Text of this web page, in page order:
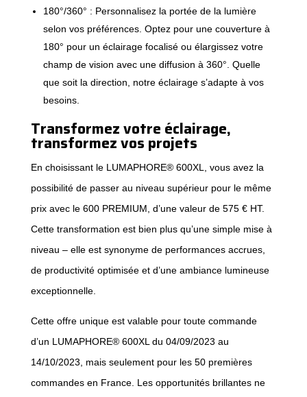
180°/360° : Personnalisez la portée de la lumière
selon vos préférences. Optez pour une couverture à
180° pour un éclairage focalisé ou élargissez votre
champ de vision avec une diffusion à 360°. Quelle
que soit la direction, notre éclairage s’adapte à vos
besoins.
Transformez votre éclairage,
transformez vos projets
En choisissant le LUMAPHORE® 600XL, vous avez la
possibilité de passer au niveau supérieur pour le même
prix avec le 600 PREMIUM, d’une valeur de 575 € HT.
Cette transformation est bien plus qu’une simple mise à
niveau – elle est synonyme de performances accrues,
de productivité optimisée et d’une ambiance lumineuse
exceptionnelle.
Cette offre unique est valable pour toute commande
d’un LUMAPHORE® 600XL du 04/09/2023 au
14/10/2023, mais seulement pour les 50 premières
commandes en France. Les opportunités brillantes ne